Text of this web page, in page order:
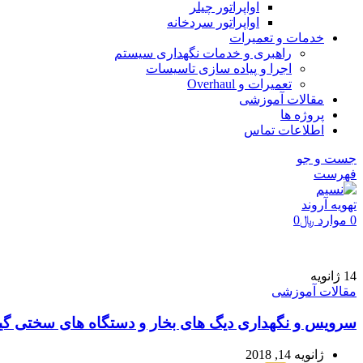
اواپراتور چیلر
اواپراتور سردخانه
خدمات و تعمیرات
راهبری و خدمات نگهداری سیستم
اجرا و پیاده سازی تاسیسات
تعمیرات و Overhaul
مقالات آموزشی
پروژه ها
اطلاعات تماس
جست و جو
فهرست
0 موارد ﷼0
14 ژانویه
مقالات آموزشی
سرویس و نگهداری دیگ های بخار و دستگاه های سختی
ژانویه 14, 2018